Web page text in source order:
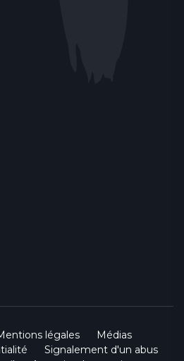
légales
Médias
Signalement d'un abus